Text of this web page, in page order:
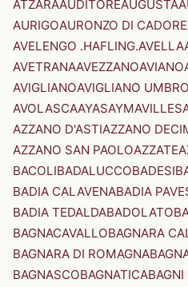
ATZARAAUDITOREAUGUSTA
AURIGOAURONZO DI CADORE
AVELENGO .HAFLING.AVELLA
AVETRANAAVEZZANOAVIANO
AVIGLIANOAVIGLIANO UMBRO
AVOLASCAAYASAYMAVILLES
AZZANO D'ASTIAZZANO
AZZANO SAN PAOLOAZZATE
BACOLIBADALUCCOBADESI
BADIA CALAVENABADIA
BADIA TEDALDABADOLATO
BAGNACAVALLOBAGNARA
BAGNARA DI ROMAGNA
BAGNASCOBAGNATICA